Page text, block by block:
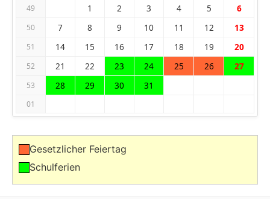
49 1 2 3 4 5 6
50 7 8 9 10 11 12 13
51 14 15 16 17 18 19 20
52 21 22 23 24 25 26 27
53 28 29 30 31
01
Gesetzlicher Feiertag
Schulferien